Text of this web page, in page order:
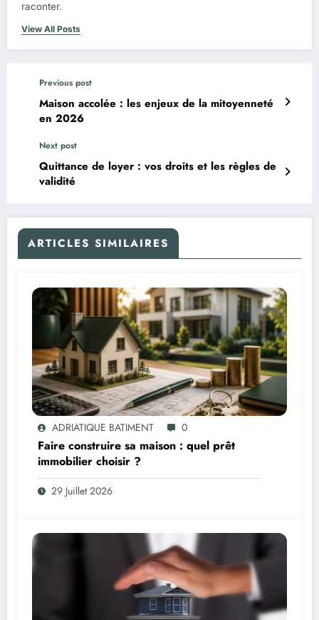
raconter.
View All Posts
Previous post
Maison accolée : les enjeux de la mitoyenneté
en 2026
Next post
Quittance de loyer : vos droits et les règles de
validité
ARTICLES SIMILAIRES
ADRIATIQUE BATIMENT 0
Faire construire sa maison : quel prêt
immobilier choisir ?
29 Juillet 2026